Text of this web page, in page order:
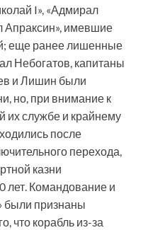
I», «Адмирал
Апраксин», имевшие
еще ранее лишенные
Небогатов, капитаны
и Лишин были
но, при внимание к
их службе и крайнему
после
перехода,
казни
лет. Командование и
были признаны
что корабль из-за